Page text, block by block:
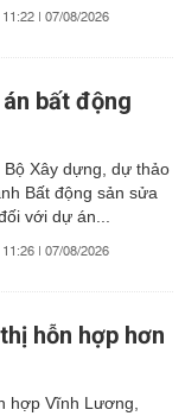
11:22 | 07/08/2026
bất động
Xây dựng, dự thảo
Bất động sản sửa
với dự án...
11:26 | 07/08/2026
hỗn hợp hơn
hợp Vĩnh Lương,